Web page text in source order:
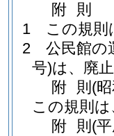
附 則
1
この規則
2
公民館の
号)は、廃
附 則 (
この規則
附 則 (